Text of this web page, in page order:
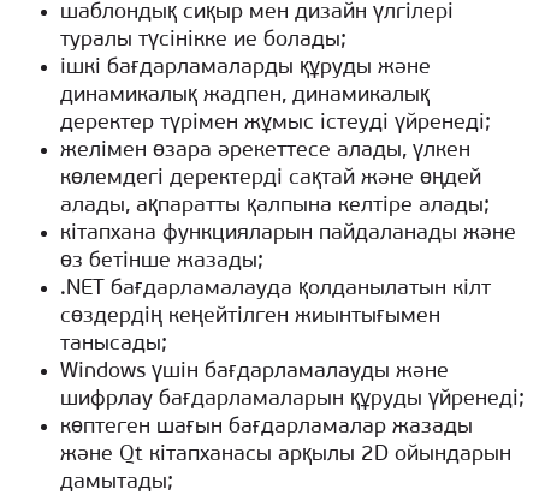
шаблондық сиқыр мен дизайн үлгілері
туралы түсінікке ие болады;
ішкі бағдарламаларды құруды және
динамикалық жадпен, динамикалық
деректер түрімен жұмыс істеуді үйренеді;
желімен өзара әрекеттесе алады, үлкен
көлемдегі деректерді сақтай және өңдей
алады, ақпаратты қалпына келтіре алады;
кітапхана функцияларын пайдаланады және
өз бетінше жазады;
.NET бағдарламалауда қолданылатын кілт
сөздердің кеңейтілген жиынтығымен
танысады;
Windows үшін бағдарламалауды және
шифрлау бағдарламаларын құруды үйренеді;
көптеген шағын бағдарламалар жазады
және Qt кітапханасы арқылы 2D ойындарын
дамытады;